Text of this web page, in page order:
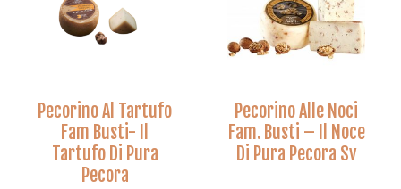
Pecorino Al Tartufo
Fam Busti- Il
Tartufo Di Pura
Pecora
Pecorino Alle Noci
Fam. Busti – Il Noce
Di Pura Pecora Sv